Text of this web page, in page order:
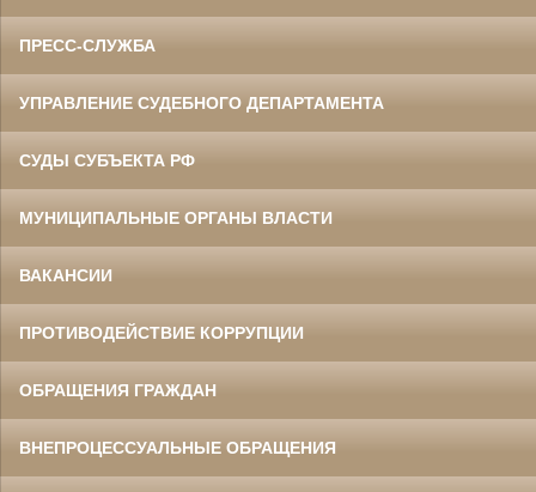
ПРЕСС-СЛУЖБА
УПРАВЛЕНИЕ СУДЕБНОГО ДЕПАРТАМЕНТА
СУДЫ СУБЪЕКТА РФ
МУНИЦИПАЛЬНЫЕ ОРГАНЫ ВЛАСТИ
ВАКАНСИИ
ПРОТИВОДЕЙСТВИЕ КОРРУПЦИИ
ОБРАЩЕНИЯ ГРАЖДАН
ВНЕПРОЦЕССУАЛЬНЫЕ ОБРАЩЕНИЯ